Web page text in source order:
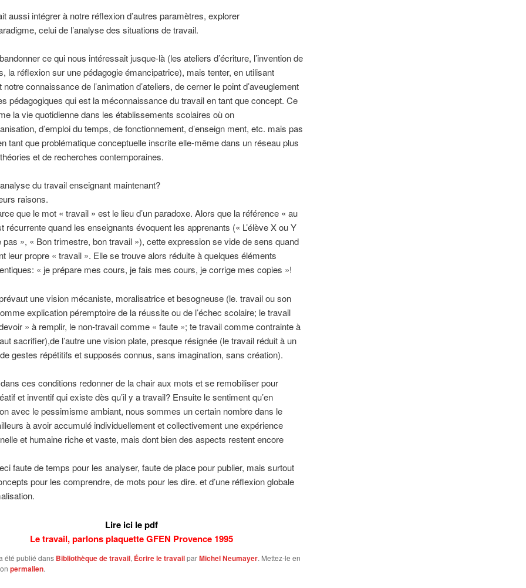
aussi intégrer à notre réflexion d’autres paramètres, explorer
celui de l’analyse des situations de travail.
ce qui nous intéressait jusque-là (les ateliers d’écriture, l’invention de
la réflexion sur une pédagogie émancipatrice), mais tenter, en utilisant
notre connaissance de l’animation d’ateliers, de cerner le point d’aveuglement
pédagogiques qui est la méconnaissance du travail en tant que concept. Ce
la vie quotidienne dans les établissements scolaires où on
d’emploi du temps, de fonctionnement, d’enseign ment, etc. mais pas
tant que problématique conceptuelle inscrite elle-même dans un réseau plus
et de recherches contemporaines.
du travail enseignant maintenant?
raisons.
que le mot « travail » est le lieu d’un paradoxe. Alors que la référence « au
récurrente quand les enseignants évoquent les apprenants (« L’élève X ou Y
pas », « Bon trimestre, bon travail »), cette expression se vide de sens quand
leur propre « travail ». Elle se trouve alors réduite à quelques éléments
« je prépare mes cours, je fais mes cours, je corrige mes copies »!
une vision mécaniste, moralisatrice et besogneuse (le. travail ou son
explication péremptoire de la réussite ou de l’échec scolaire; le travail
» à remplir, le non-travail comme « faute »; te travail comme contrainte à
sacrifier),de l’autre une vision plate, presque résignée (le travail réduit à un
gestes répétitifs et supposés connus, sans imagination, sans création).
ces conditions redonner de la chair aux mots et se remobiliser pour
et inventif qui existe dès qu’il y a travail? Ensuite le sentiment qu’en
avec le pessimisme ambiant, nous sommes un certain nombre dans le
à avoir accumulé individuellement et collectivement une expérience
et humaine riche et vaste, mais dont bien des aspects restent encore
faute de temps pour les analyser, faute de place pour publier, mais surtout
pour les comprendre, de mots pour les dire. et d’une réflexion globale
Lire ici le pdf
Le travail, parlons plaquette GFEN Provence 1995
été publié dans Bibliothèque de travail, Écrire le travailparMichel Neumayer. Mettez-le en
permalien.